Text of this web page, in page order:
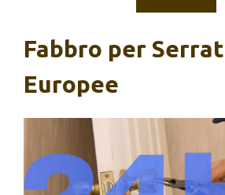
Fabbro per
Europee